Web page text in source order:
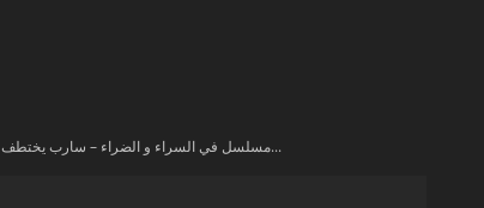
En vidéo – مسلسل في السراء و الضراء – سارب يختطف ليلى...